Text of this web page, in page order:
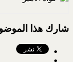
شارك هذا